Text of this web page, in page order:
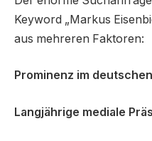
Keyword „Markus
aus mehreren Faktoren:
Prominenz im
Langjährige mediale